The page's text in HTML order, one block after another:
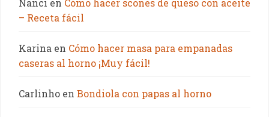
Nanci en Cómo hacer scones de queso con aceite
– Receta fácil
Karina en Cómo hacer masa para empanadas
caseras al horno ¡Muy fácil!
Carlinho en Bondiola con papas al horno